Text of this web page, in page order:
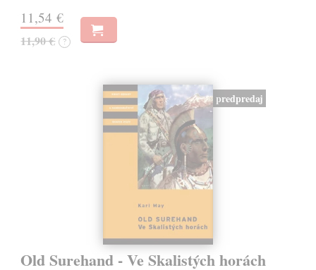
11,54 €
11,90 € ?
predpredaj
Old Surehand - Ve Skalistých horách